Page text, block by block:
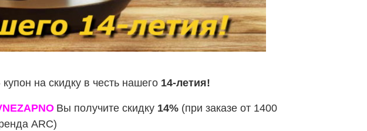
купон на скидку в честь нашего 14-летия!
Вы получите скидку 14% (при заказе от 1400
ARC)